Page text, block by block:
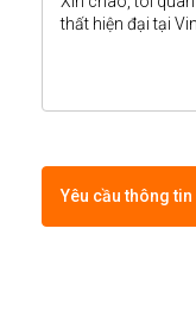
Yêu cầu thông tin